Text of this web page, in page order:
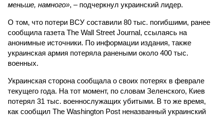
меньше, намного», – подчеркнул украинский лидер.
О том, что потери ВСУ составили 80 тыс. погибшими, ранее
сообщила газета The Wall Street Journal, ссылаясь на
анонимные источники. По информации издания, также
украинская армия потеряла ранеными около 400 тыс.
военных.
Украинская сторона сообщала о своих потерях в феврале
текущего года. На тот момент, по словам Зеленского, Киев
потерял 31 тыс. военнослужащих убитыми. В то же время,
как сообщил The Washington Post неназванный украинский